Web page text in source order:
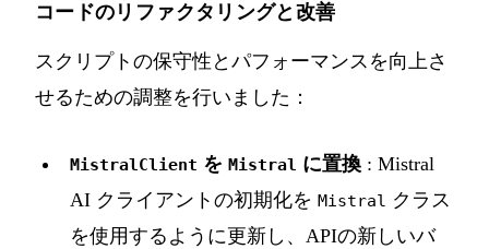
コードのリファクタリングと改善
スクリプトの保守性とパフォーマンスを向上さ
せるための調整を行いました：
MistralClient を Mistral に置換 : Mistral
AI クライアントの初期化を Mistral クラス
を使用するように更新し、APIの新しいバ